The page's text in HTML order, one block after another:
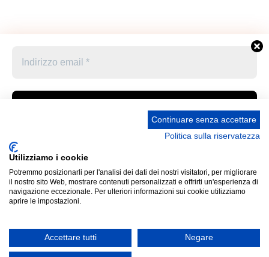
Accetto le condizioni generali e di ricevere le
newsletter
Cliccando qui sopra per inviare questo modulo, sei consapevole
e accetti che le informazioni che hai fornito verranno trasferite a
Panathlon-Fvg per il trattamento conformemente alle loro
Non inviamo spam! Leggi la nostra
Privacy Policy –
UNIONE STAMPA SPORTIVA ITALIANA GRUPPO
FRIULI VENEZIA GIULIA “MARCO LUCHETTA” Corso
Italia 13 34121 Trieste (Ts) Telefono 040 370371 Codice
Fiscale 80031170329 Mail: ussi_fvg@hotmail.com IBAN
Tempore: Umberto Sarcinelli (cf SRCMRT54L28I904X)
email: aas-privacy@gmail.com
Continuare senza accettare
Politica sulla riservatezza
Utilizziamo i cookie
Potremmo posizionarli per l'analisi dei dati dei nostri visitatori, per migliorare
il nostro sito Web, mostrare contenuti personalizzati e offrirti un'esperienza di
navigazione eccezionale. Per ulteriori informazioni sui cookie utilizziamo
aprire le impostazioni.
Accettare tutti Negare